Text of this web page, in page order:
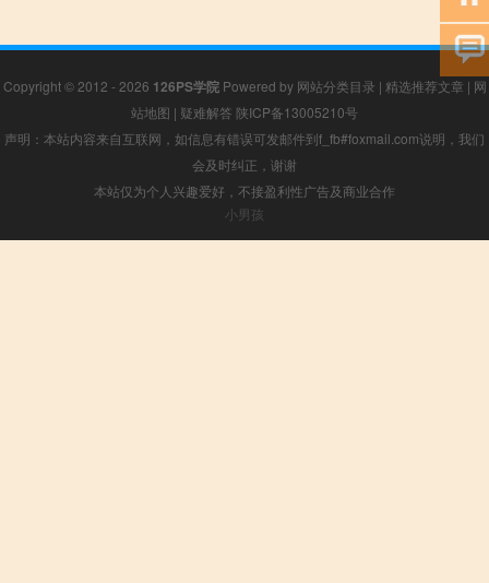
Copyright © 2012 - 2026 126PS学院Powered by 网站分类目录 | 精选推荐文章 | 网
站地图 | 疑难解答 陕ICP备13005210号
声明：本站内容来自互联网，如信息有错误可发邮件到f_fb#foxmail.com说明，我们
会及时纠正，谢谢
本站仅为个人兴趣爱好，不接盈利性广告及商业合作
小男孩